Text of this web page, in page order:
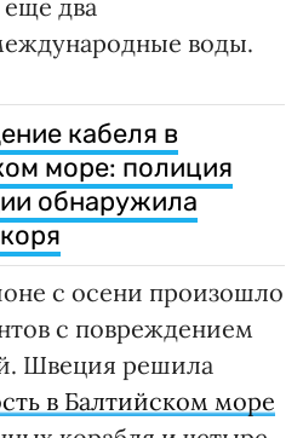
два
воды.
кабеля в
море: полиция
обнаружила
с осени произошло
с повреждением
Швеция решила
в Балтийском море